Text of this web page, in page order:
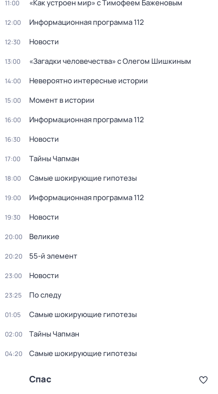
11:00 «Как устроен мир» с Тимофеем Баженовым
12:00 Информационная программа 112
12:30 Новости
13:00 «Загадки человечества» с Олегом Шишкиным
14:00 Невероятно интересные истории
15:00 Момент в истории
16:00 Информационная программа 112
16:30 Новости
17:00 Тaйны Чапман
18:00 Самые шoкиpующие гипотезы
19:00 Информационная программа 112
19:30 Новости
20:00 Великие
20:20 55-й элемент
23:00 Новости
23:25 По следу
01:05 Самые шoкиpующие гипотезы
02:00 Тaйны Чапман
04:20 Самые шoкиpующие гипотезы
Спас